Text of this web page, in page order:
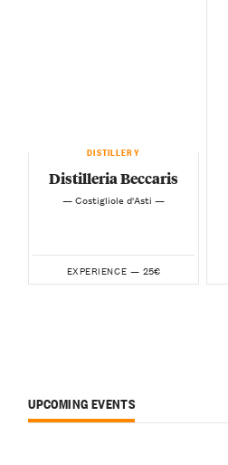
DISTILLERY
Distilleria Beccaris
— Costigliole d'Asti —
EXPERIENCE — 25€
UPCOMING EVENTS